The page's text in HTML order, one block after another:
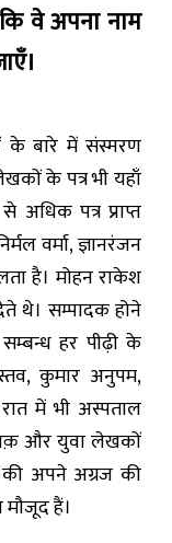
वे अपना नाम
के बारे में संस्मरण
के पत्र भी यहाँ
अधिक पत्र प्राप्त
वर्मा, ज्ञानरंजन
है। मोहन राकेश
थे। सम्पादक होने
हर पीढ़ी के
कुमार अनुपम,
में भी अस्पताल
और युवा लेखकों
अपने अग्रज की
मौजूद हैं।